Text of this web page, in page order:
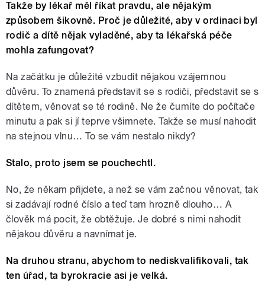
Takže by lékař měl říkat pravdu, ale nějakým
způsobem šikovně. Proč je důležité, aby v ordinaci byl
rodič a dítě nějak vyladěné, aby ta lékařská péče
mohla zafungovat?
Na začátku je důležité vzbudit nějakou vzájemnou
důvěru. To znamená představit se s rodiči, představit se s
dítětem, věnovat se té rodině. Ne že čumíte do počítače
minutu a pak si jí teprve všimnete. Takže se musí nahodit
na stejnou vlnu… To se vám nestalo nikdy?
Stalo, proto jsem se pouchechtl.
No, že někam přijdete, a než se vám začnou věnovat, tak
si zadávají rodné číslo a teď tam hrozně dlouho… A
člověk má pocit, že obtěžuje. Je dobré s nimi nahodit
nějakou důvěru a navnímat je.
Na druhou stranu, abychom to nediskvalifikovali, tak
ten úřad, ta byrokracie asi je velká.